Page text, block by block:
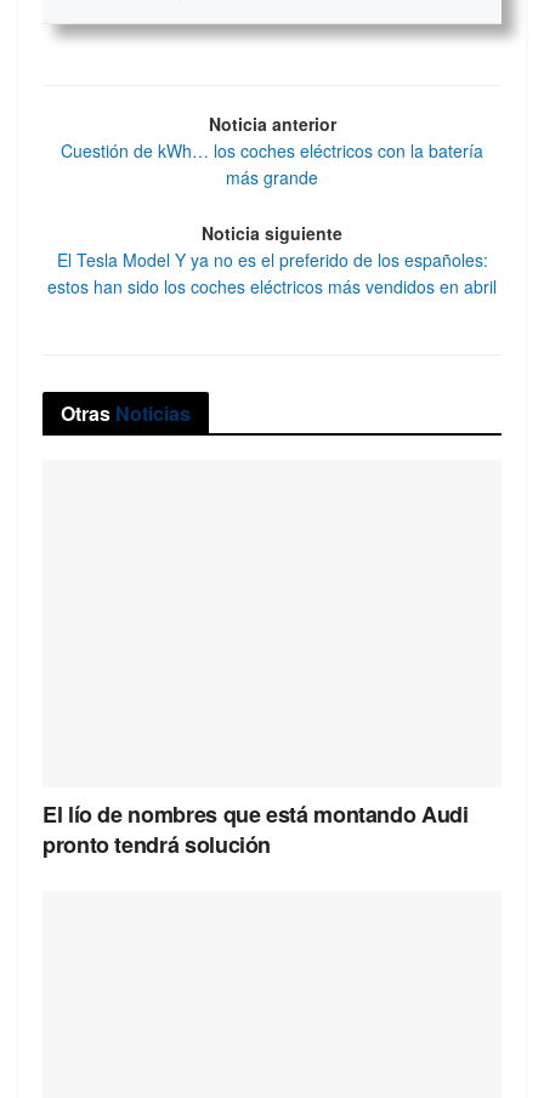
Noticia anterior
Cuestión de kWh… los coches eléctricos con la batería
más grande
Noticia siguiente
El Tesla Model Y ya no es el preferido de los españoles:
estos han sido los coches eléctricos más vendidos en abril
Otras Noticias
El lío de nombres que está montando Audi
pronto tendrá solución